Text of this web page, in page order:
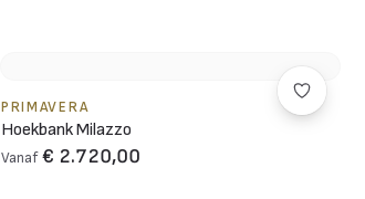
PRIMAVERA
Hoekbank Milazzo
Vanaf € 2.720,00